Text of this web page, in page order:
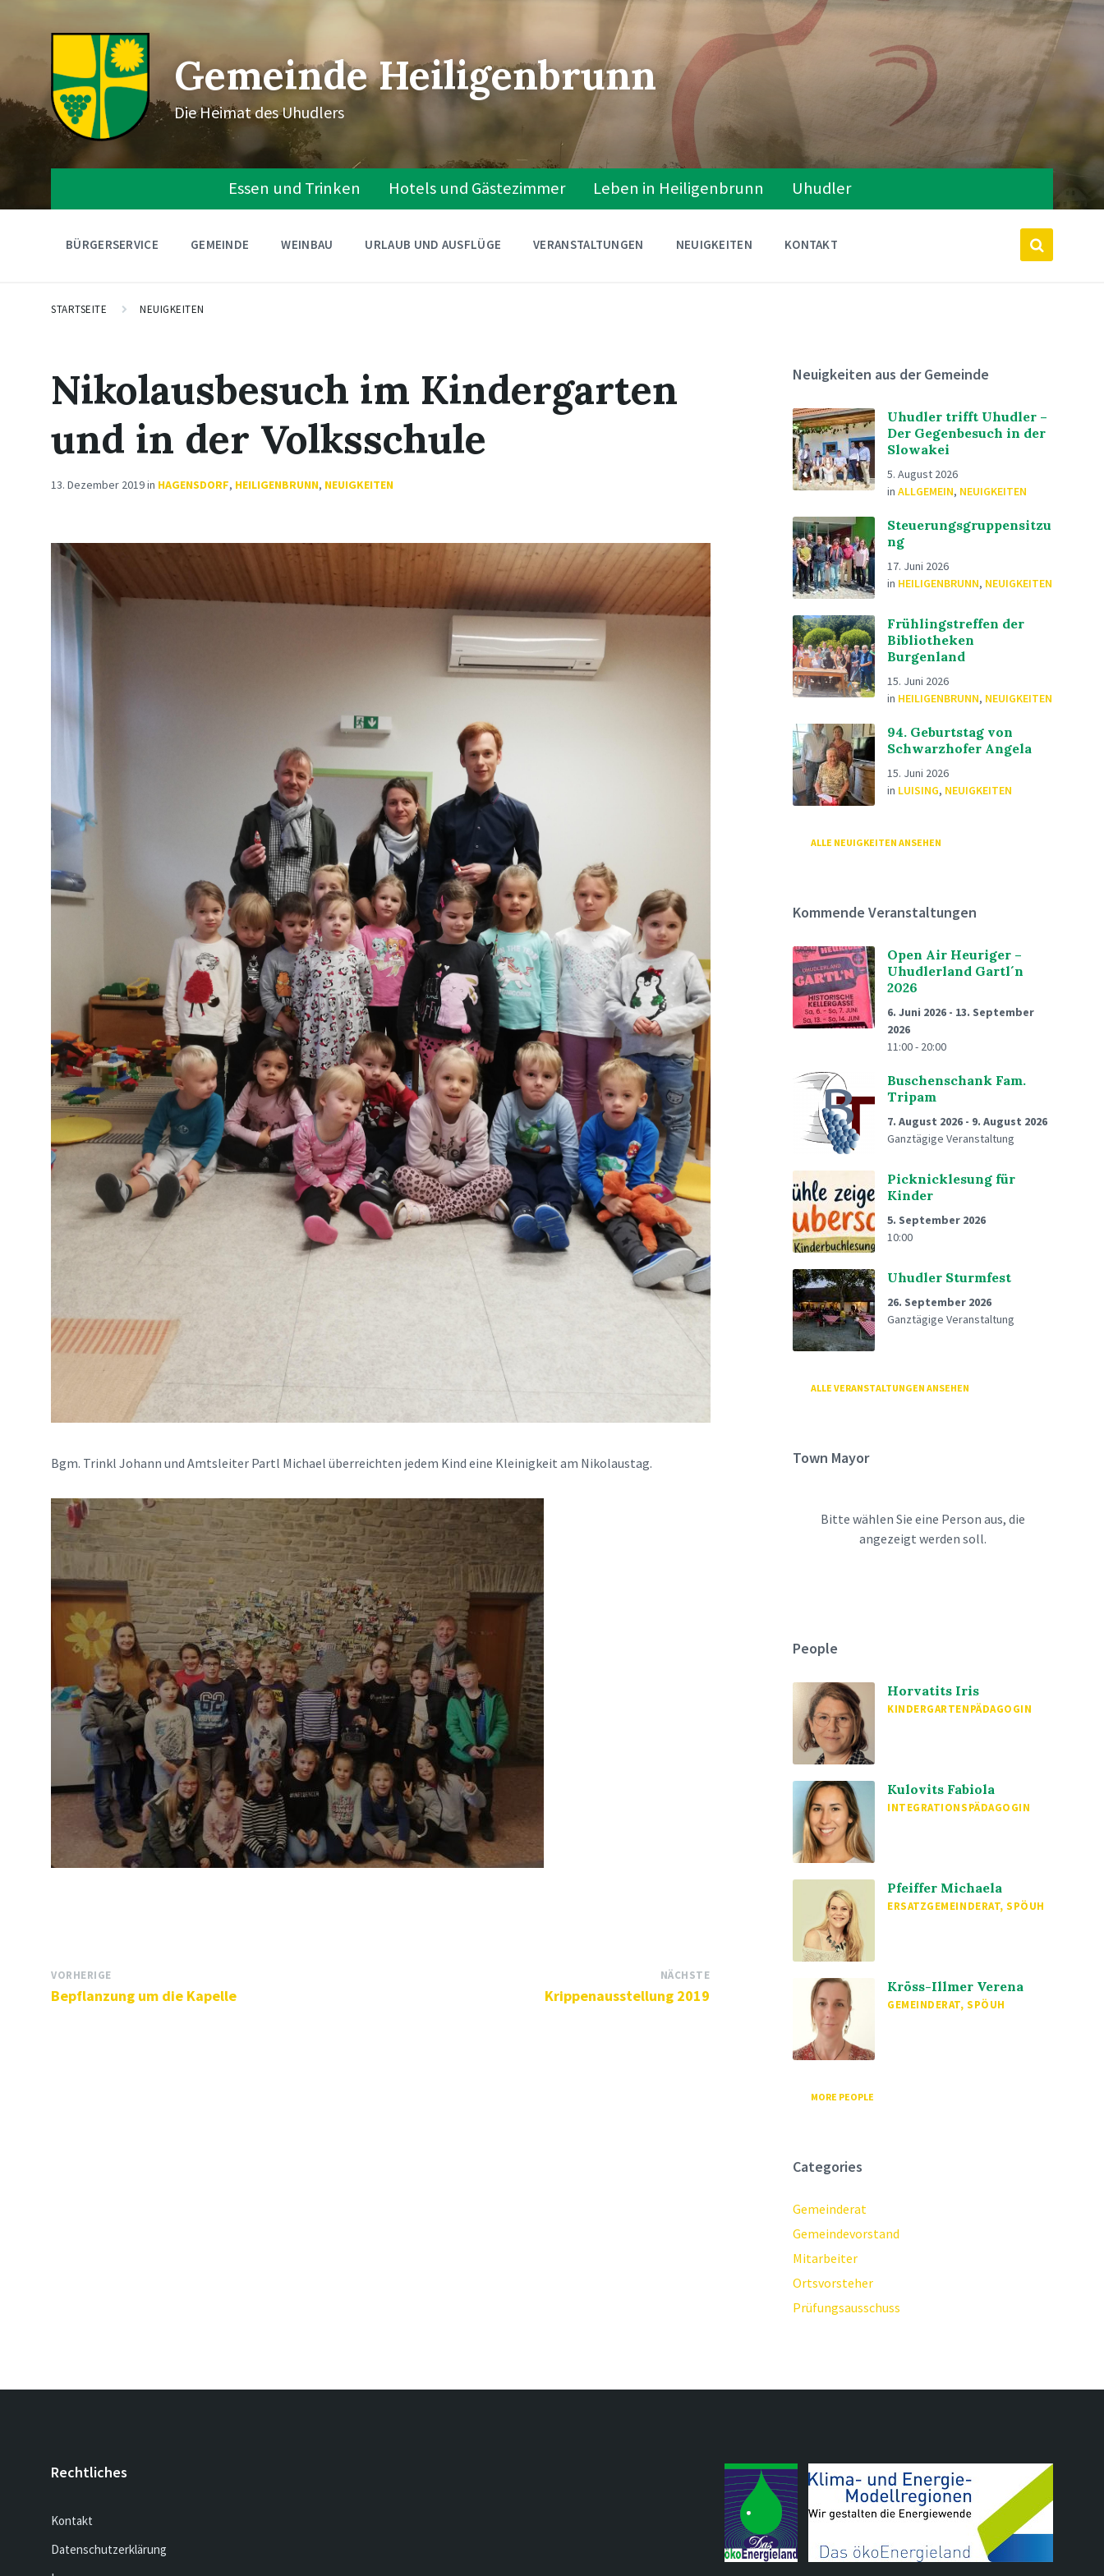
Gemeinde Heiligenbrunn
Die Heimat des Uhudlers
Essen und Trinken Hotels und Gästezimmer Leben in Heiligenbrunn Uhudler
BÜRGERSERVICE GEMEINDE WEINBAU URLAUB UND AUSFLÜGE VERANSTALTUNGEN NEUIGKEITEN KONTAKT
STARTSEITE NEUIGKEITEN
Nikolausbesuch im Kindergarten
und in der Volksschule
13. Dezember 2019in HAGENSDORF, HEILIGENBRUNN, NEUIGKEITEN
Bgm. Trinkl Johann und Amtsleiter Partl Michael überreichten jedem Kind eine Kleinigkeit am Nikolaustag.
VORHERIGE
Bepflanzung um die Kapelle
NÄCHSTE
Krippenausstellung 2019
Neuigkeiten aus der Gemeinde
Uhudler trifft Uhudler –
Der Gegenbesuch in der
Slowakei
5. August 2026
inALLGEMEIN, NEUIGKEITEN
Steuerungsgruppensitzu
ng
17. Juni 2026
in HEILIGENBRUNN, NEUIGKEITEN
Frühlingstreffen der
Bibliotheken
Burgenland
15. Juni 2026
in HEILIGENBRUNN, NEUIGKEITEN
94. Geburtstag von
Schwarzhofer Angela
15. Juni 2026
in LUISING, NEUIGKEITEN
ALLE NEUIGKEITEN ANSEHEN
Kommende Veranstaltungen
Open Air Heuriger –
Uhudlerland Gartl´n
2026
6. Juni 2026 - 13. September
2026
11:00 - 20:00
Buschenschank Fam.
Tripam
7. August 2026 - 9. August 2026
Ganztägige Veranstaltung
Picknicklesung für
Kinder
5. September 2026
10:00
Uhudler Sturmfest
26. September 2026
Ganztägige Veranstaltung
ALLE VERANSTALTUNGEN ANSEHEN
Town Mayor
Bitte wählen Sie eine Person aus, die
angezeigt werden soll.
People
Horvatits Iris
KINDERGARTENPÄDAGOGIN
Kulovits Fabiola
INTEGRATIONSPÄDAGOGIN
Pfeiffer Michaela
ERSATZGEMEINDERAT, SPÖUH
Kröss-Illmer Verena
GEMEINDERAT, SPÖUH
MORE PEOPLE
Categories
Gemeinderat
Gemeindevorstand
Mitarbeiter
Ortsvorsteher
Prüfungsausschuss
Rechtliches
Kontakt
Datenschutzerklärung